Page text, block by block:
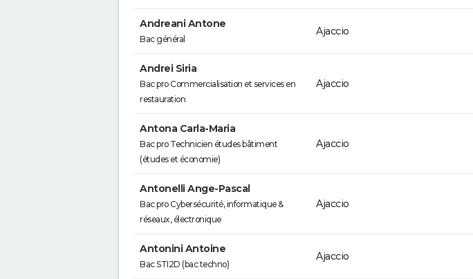
Andreani Antone
Bac général
Ajaccio
Andrei Siria
Bac pro Commercialisation et services en
restauration
Ajaccio
Antona Carla-Maria
Bac pro Technicien études bâtiment
(études et économie)
Ajaccio
Antonelli Ange-Pascal
Bac pro Cybersécurité, informatique &
réseaux, électronique
Ajaccio
Antonini Antoine
Bac STI2D (bac techno)
Ajaccio